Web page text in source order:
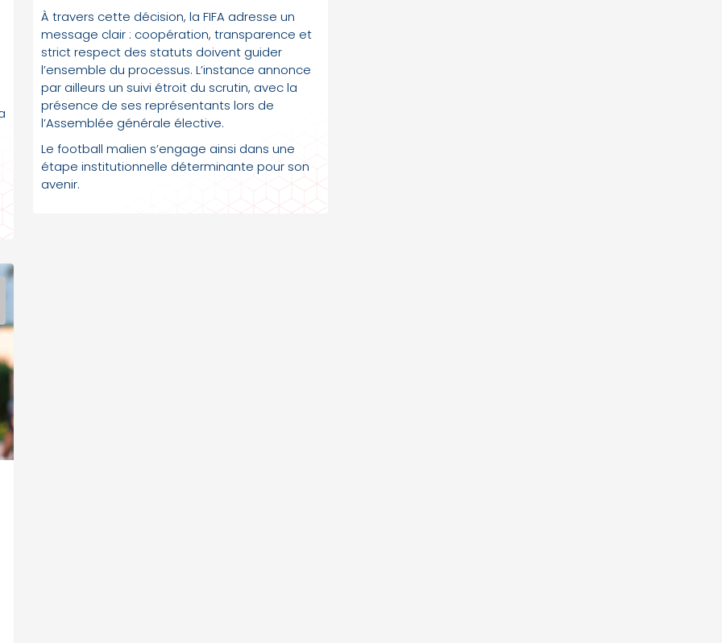
À travers cette décision, la FIFA adresse un
message clair : coopération, transparence et
strict respect des statuts doivent guider
l’ensemble du processus. L’instance annonce
par ailleurs un suivi étroit du scrutin, avec la
présence de ses représentants lors de
l’Assemblée générale élective.
Le football malien s’engage ainsi dans une
étape institutionnelle déterminante pour son
avenir.